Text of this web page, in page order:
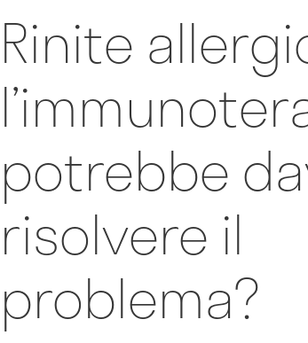
Rinite
potrebbe
risolvere il
problema?